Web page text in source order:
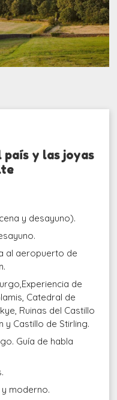
y las joyas
y desayuno).
al aeropuerto de
de
Catedral de
Ruinas del Castillo
y Castillo de Stirling.
Guía de habla
moderno.